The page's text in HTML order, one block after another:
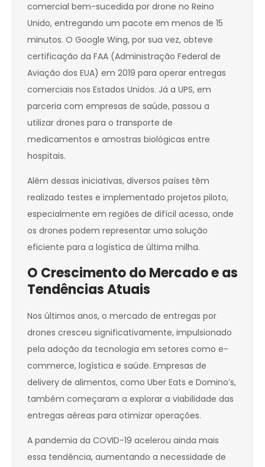
comercial bem-sucedida por drone no Reino
Unido, entregando um pacote em menos de 15
minutos. O Google Wing, por sua vez, obteve
certificação da FAA (Administração Federal de
Aviação dos EUA) em 2019 para operar entregas
comerciais nos Estados Unidos. Já a UPS, em
parceria com empresas de saúde, passou a
utilizar drones para o transporte de
medicamentos e amostras biológicas entre
hospitais.
Além dessas iniciativas, diversos países têm
realizado testes e implementado projetos piloto,
especialmente em regiões de difícil acesso, onde
os drones podem representar uma solução
eficiente para a logística de última milha.
O Crescimento do Mercado e as
Tendências Atuais
Nos últimos anos, o mercado de entregas por
drones cresceu significativamente, impulsionado
pela adoção da tecnologia em setores como e-
commerce, logística e saúde. Empresas de
delivery de alimentos, como Uber Eats e Domino’s,
também começaram a explorar a viabilidade das
entregas aéreas para otimizar operações.
A pandemia da COVID-19 acelerou ainda mais
essa tendência, aumentando a necessidade de